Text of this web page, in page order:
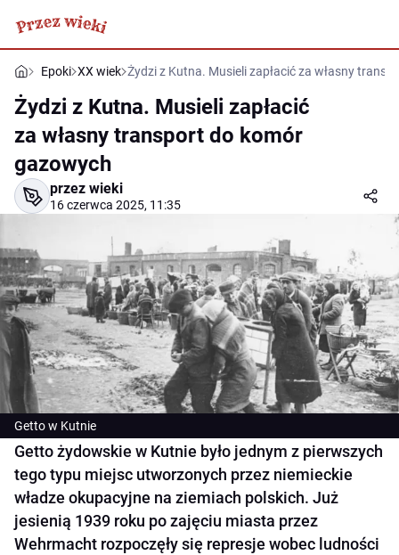
Epoki XX wiek Żydzi z Kutna. Musieli zapłacić za własny
Żydzi z Kutna. Musieli zapłacić
za własny transport do komór
gazowych
przez wieki
16 czerwca 2025, 11:35
Getto w Kutnie
Getto żydowskie w Kutnie było jednym z pierwszych
tego typu miejsc utworzonych przez niemieckie
władze okupacyjne na ziemiach polskich. Już
jesienią 1939 roku po zajęciu miasta przez
Wehrmacht rozpoczęły się represje wobec ludności